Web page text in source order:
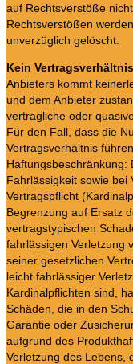
auf Rechtsverstöße
Rechtsverstößen
unverzüglich gelöscht.
Kein Vertragsverhältnis
Anbieters kommt
und dem Anbieter
vertragliche oder
Für den Fall, dass die
Vertragsverhältnis
Haftungsbeschränkung:
Fahrlässigkeit sowie bei
Vertragspflicht
Begrenzung auf Ersatz
vertragstypischen
fahrlässigen Verletzung
seiner gesetzlichen
leicht fahrlässiger
Kardinalpflichten sind,
Schäden, die in den
Garantie oder
aufgrund des
Verletzung des Lebens,